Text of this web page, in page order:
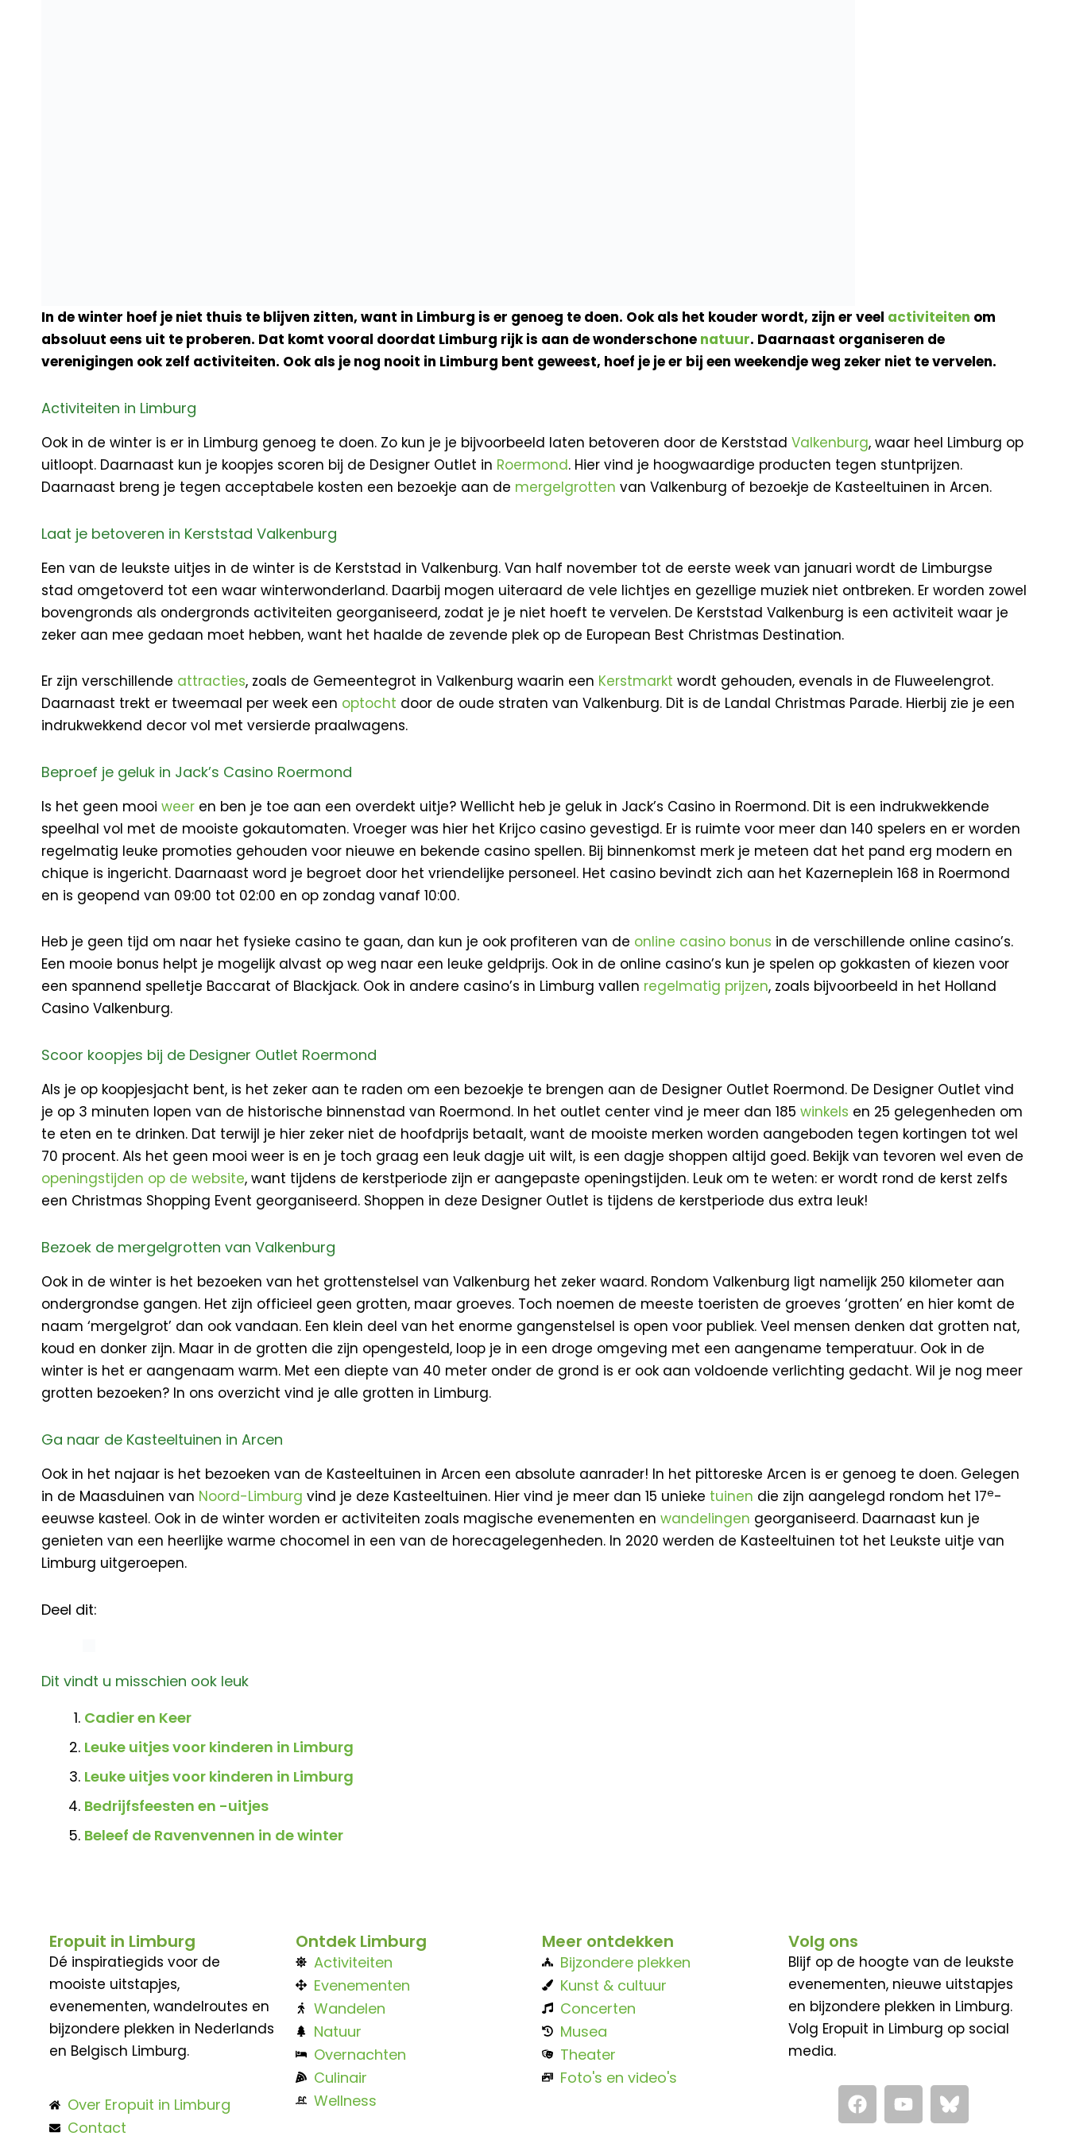
In de winter hoef je niet thuis te blijven zitten, want in Limburg is er genoeg te doen. Ook als het kouder wordt, zijn er veel activiteiten om
absoluut eens uit te proberen. Dat komt vooral doordat Limburg rijk is aan de wonderschone natuur. Daarnaast organiseren de
verenigingen ook zelf activiteiten. Ook als je nog nooit in Limburg bent geweest, hoef je je er bij een weekendje weg zeker niet te vervelen.
Activiteiten in Limburg
Ook in de winter is er in Limburg genoeg te doen. Zo kun je je bijvoorbeeld laten betoveren door de Kerststad Valkenburg, waar heel Limburg op
uitloopt. Daarnaast kun je koopjes scoren bij de Designer Outlet in Roermond. Hier vind je hoogwaardige producten tegen stuntprijzen.
Daarnaast breng je tegen acceptabele kosten een bezoekje aan de mergelgrotten van Valkenburg of bezoekje de Kasteeltuinen in Arcen.
Laat je betoveren in Kerststad Valkenburg
Een van de leukste uitjes in de winter is de Kerststad in Valkenburg. Van half november tot de eerste week van januari wordt de Limburgse
stad omgetoverd tot een waar winterwonderland. Daarbij mogen uiteraard de vele lichtjes en gezellige muziek niet ontbreken. Er worden zowel
bovengronds als ondergronds activiteiten georganiseerd, zodat je je niet hoeft te vervelen. De Kerststad Valkenburg is een activiteit waar je
zeker aan mee gedaan moet hebben, want het haalde de zevende plek op de European Best Christmas Destination.
Er zijn verschillende attracties, zoals de Gemeentegrot in Valkenburg waarin een Kerstmarkt wordt gehouden, evenals in de Fluweelengrot.
Daarnaast trekt er tweemaal per week een optocht door de oude straten van Valkenburg. Dit is de Landal Christmas Parade. Hierbij zie je een
indrukwekkend decor vol met versierde praalwagens.
Beproef je geluk in Jack’s Casino Roermond
Is het geen mooi weer en ben je toe aan een overdekt uitje? Wellicht heb je geluk in Jack’s Casino in Roermond. Dit is een indrukwekkende
speelhal vol met de mooiste gokautomaten. Vroeger was hier het Krijco casino gevestigd. Er is ruimte voor meer dan 140 spelers en er worden
regelmatig leuke promoties gehouden voor nieuwe en bekende casino spellen. Bij binnenkomst merk je meteen dat het pand erg modern en
chique is ingericht. Daarnaast word je begroet door het vriendelijke personeel. Het casino bevindt zich aan het Kazerneplein 168 in Roermond
en is geopend van 09:00 tot 02:00 en op zondag vanaf 10:00.
Heb je geen tijd om naar het fysieke casino te gaan, dan kun je ook profiteren van de online casino bonus in de verschillende online casino’s.
Een mooie bonus helpt je mogelijk alvast op weg naar een leuke geldprijs. Ook in de online casino’s kun je spelen op gokkasten of kiezen voor
een spannend spelletje Baccarat of Blackjack. Ook in andere casino’s in Limburg vallen regelmatig prijzen, zoals bijvoorbeeld in het Holland
Casino Valkenburg.
Scoor koopjes bij de Designer Outlet Roermond
Als je op koopjesjacht bent, is het zeker aan te raden om een bezoekje te brengen aan de Designer Outlet Roermond. De Designer Outlet vind
je op 3 minuten lopen van de historische binnenstad van Roermond. In het outlet center vind je meer dan 185 winkels en 25 gelegenheden om
te eten en te drinken. Dat terwijl je hier zeker niet de hoofdprijs betaalt, want de mooiste merken worden aangeboden tegen kortingen tot wel
70 procent. Als het geen mooi weer is en je toch graag een leuk dagje uit wilt, is een dagje shoppen altijd goed. Bekijk van tevoren wel even de
openingstijden op de website, want tijdens de kerstperiode zijn er aangepaste openingstijden. Leuk om te weten: er wordt rond de kerst zelfs
een Christmas Shopping Event georganiseerd. Shoppen in deze Designer Outlet is tijdens de kerstperiode dus extra leuk!
Bezoek de mergelgrotten van Valkenburg
Ook in de winter is het bezoeken van het grottenstelsel van Valkenburg het zeker waard. Rondom Valkenburg ligt namelijk 250 kilometer aan
ondergrondse gangen. Het zijn officieel geen grotten, maar groeves. Toch noemen de meeste toeristen de groeves ‘grotten’ en hier komt de
naam ‘mergelgrot’ dan ook vandaan. Een klein deel van het enorme gangenstelsel is open voor publiek. Veel mensen denken dat grotten nat,
koud en donker zijn. Maar in de grotten die zijn opengesteld, loop je in een droge omgeving met een aangename temperatuur. Ook in de
winter is het er aangenaam warm. Met een diepte van 40 meter onder de grond is er ook aan voldoende verlichting gedacht. Wil je nog meer
grotten bezoeken? In ons overzicht vind je alle grotten in Limburg.
Ga naar de Kasteeltuinen in Arcen
Ook in het najaar is het bezoeken van de Kasteeltuinen in Arcen een absolute aanrader! In het pittoreske Arcen is er genoeg te doen. Gelegen
in de Maasduinen van Noord-Limburg vind je deze Kasteeltuinen. Hier vind je meer dan 15 unieke tuinen die zijn aangelegd rondom het 17e-
eeuwse kasteel. Ook in de winter worden er activiteiten zoals magische evenementen en wandelingen georganiseerd. Daarnaast kun je
genieten van een heerlijke warme chocomel in een van de horecagelegenheden. In 2020 werden de Kasteeltuinen tot het Leukste uitje van
Limburg uitgeroepen.
Deel dit:
Dit vindt u misschien ook leuk
Cadier en Keer
Leuke uitjes voor kinderen in Limburg
Leuke uitjes voor kinderen in Limburg
Bedrijfsfeesten en -uitjes
Beleef de Ravenvennen in de winter
Eropuit in Limburg
Dé inspiratiegids voor de
mooiste uitstapjes,
evenementen, wandelroutes en
bijzondere plekken in Nederlands
en Belgisch Limburg.
Over Eropuit in Limburg
Contact
Ontdek Limburg
Activiteiten
Evenementen
Wandelen
Natuur
Overnachten
Culinair
Wellness
Meer ontdekken
Bijzondere plekken
Kunst & cultuur
Concerten
Musea
Theater
Foto's en video's
Volg ons
Blijf op de hoogte van de leukste
evenementen, nieuwe uitstapjes
en bijzondere plekken in Limburg.
Volg Eropuit in Limburg op social
media.
F
a
Y
o